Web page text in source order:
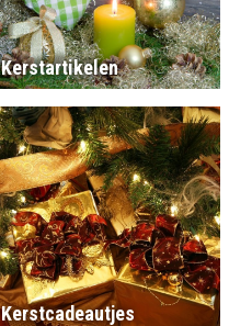
Kerstartikelen
Kerstcadeautjes